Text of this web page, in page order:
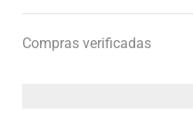
Compras verificadas